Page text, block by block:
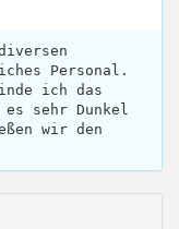
Personal.
ich das
sehr Dunkel
wir den